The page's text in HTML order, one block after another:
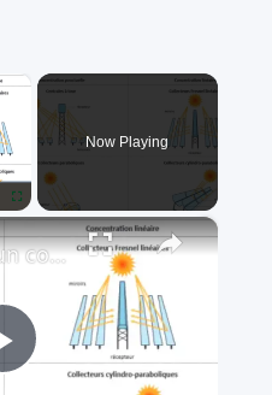
×
Fullscreen
Now Playing
×
Play
Qu'est-ce qu'un concentrateur solaire ?